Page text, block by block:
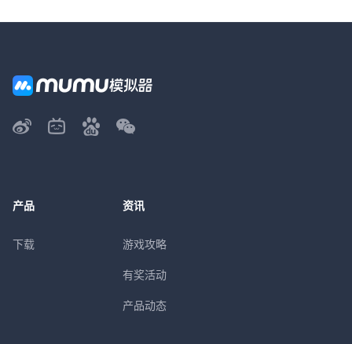
产品
下载
资讯
游戏攻略
有奖活动
产品动态